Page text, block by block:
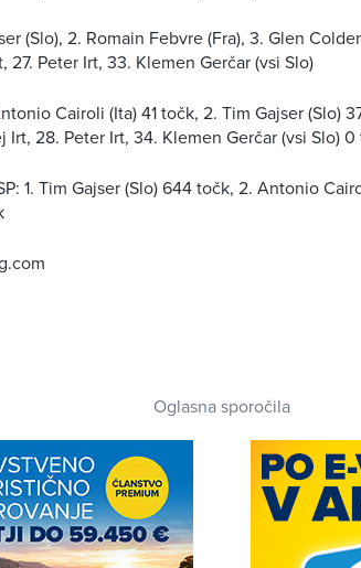
(Slo), 2. Romain Febvre (Fra), 3. Glen
27. Peter Irt, 33. Klemen Gerčar (vsi Slo)
Cairoli (Ita) 41 točk, 2. Tim Gajser (Slo)
28. Peter Irt, 34. Klemen Gerčar (vsi Slo)
1. Tim Gajser (Slo) 644 točk, 2. Antonio
Oglasna sporočila